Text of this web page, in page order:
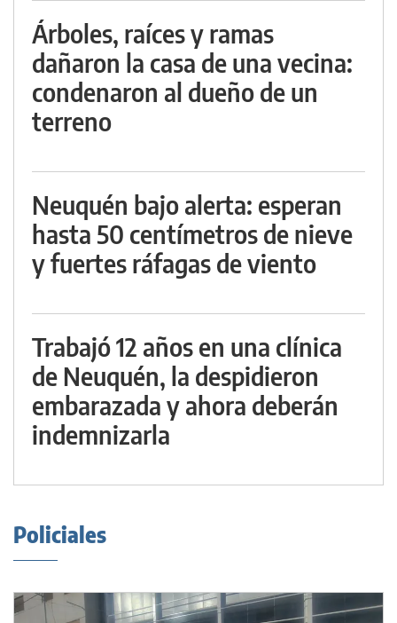
Árboles, raíces y ramas
dañaron la casa de una vecina:
condenaron al dueño de un
terreno
Neuquén bajo alerta: esperan
hasta 50 centímetros de nieve
y fuertes ráfagas de viento
Trabajó 12 años en una clínica
de Neuquén, la despidieron
embarazada y ahora deberán
indemnizarla
Policiales